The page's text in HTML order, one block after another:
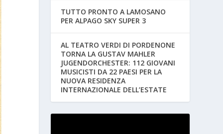
TUTTO PRONTO A LAMOSANO
PER ALPAGO SKY SUPER 3
AL TEATRO VERDI DI PORDENONE
TORNA LA GUSTAV MAHLER
JUGENDORCHESTER: 112 GIOVANI
MUSICISTI DA 22 PAESI PER LA
NUOVA RESIDENZA
INTERNAZIONALE DELL’ESTATE